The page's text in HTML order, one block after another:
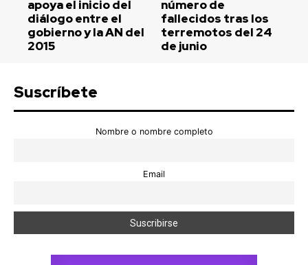
apoya el inicio del
diálogo entre el
gobierno y la AN del
2015
número de
fallecidos tras los
terremotos del 24
de junio
Suscríbete
Nombre o nombre completo
Email